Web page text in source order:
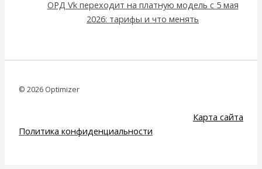
ОРД Vk переходит на платную модель с 5 мая
2026: тарифы и что менять
© 2026 Optimizer
Карта сайта
Политика конфиденциальности